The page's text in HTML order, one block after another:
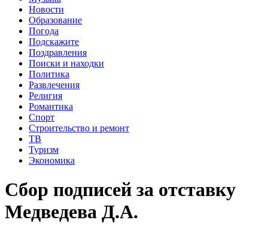
Новости
Образование
Погода
Подскажите
Поздравления
Поиски и находки
Политика
Развлечения
Религия
Романтика
Спорт
Строительство и ремонт
ТВ
Туризм
Экономика
Сбор подписей за отставку
Медведева Д.А.